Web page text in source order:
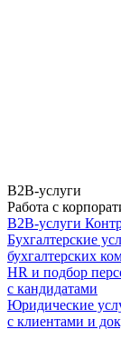
B2B-услуги
Работа с
B2B-услуги
Бухгалтерские
бухгалтерских
HR и подбор
с кандидатами
Юридические
с клиентами и